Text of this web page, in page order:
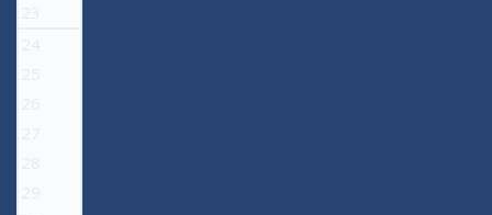
23
24
25
26
27
28
29